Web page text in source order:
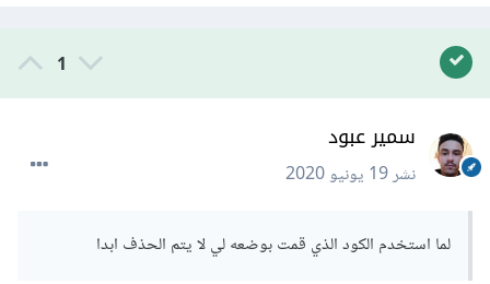
1
سمير عبود
نشر19 يونيو 2020
لما استخدم الكود الذي قمت بوضعه لي لا يتم الحذف ابدا